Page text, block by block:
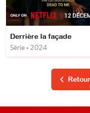
Derrière la façade
Série • 2024